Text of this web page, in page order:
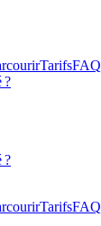
TarifsFAQ
?
?
TarifsFAQ